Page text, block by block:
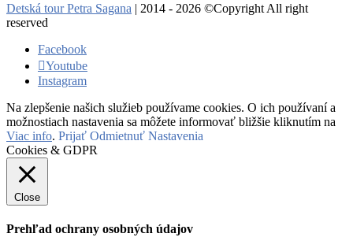
Detská tour Petra Sagana | 2014 - 2026 ©Copyright All right
reserved
Facebook
Youtube
Instagram
Na zlepšenie našich služieb používame cookies. O ich používaní a
možnostiach nastavenia sa môžete informovať bližšie kliknutím na
Viac info. Prijať Odmietnuť Nastavenia
Cookies & GDPR
Close
Prehľad ochrany osobných údajov